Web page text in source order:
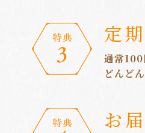
定
通常100
どんど
お